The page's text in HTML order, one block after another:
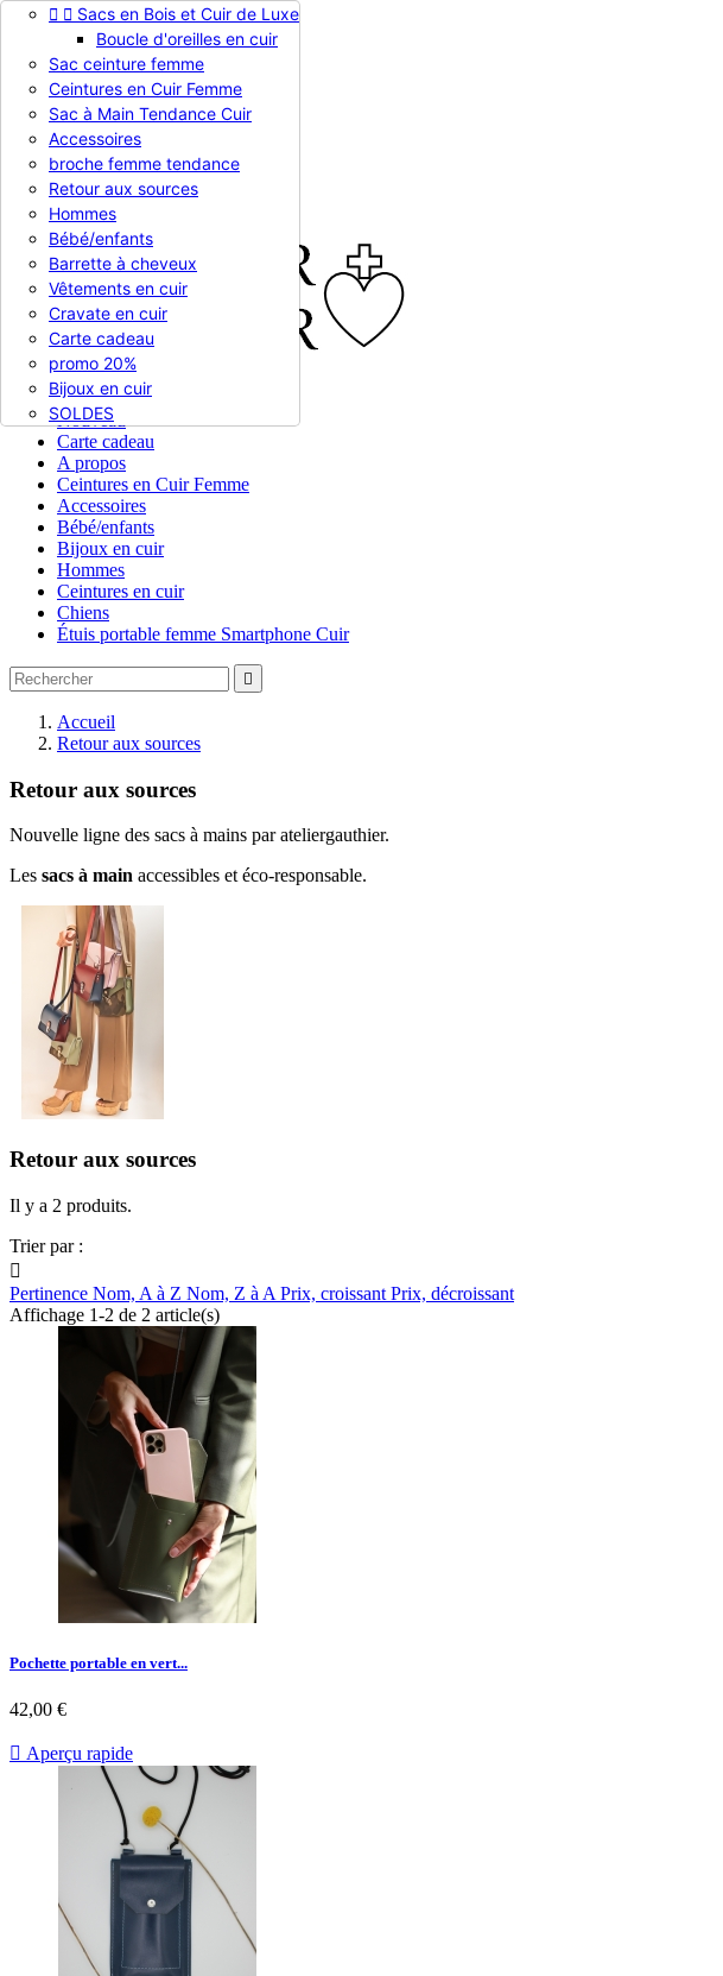
Appelez-nous :0786510612
EUR € 
EUR €
RUB RUB
Connexion
shopping_cart Panier (0)
  En stock
  Sacs en Bois et Cuir de Luxe
Boucle d'oreilles en cuir
Sac ceinture femme
Ceintures en Cuir Femme
Sac à Main Tendance Cuir
Accessoires
broche femme tendance
Retour aux sources
Hommes
Bébé/enfants
Barrette à cheveux
Vêtements en cuir
Cravate en cuir
Carte cadeau
promo 20%
Bijoux en cuir
SOLDES
Nouveau
Carte cadeau
A propos
Ceintures en Cuir Femme
Accessoires
Bébé/enfants
Bijoux en cuir
Hommes
Ceintures en cuir
Chiens
Étuis portable femme Smartphone Cuir

Accueil
Retour aux sources
Retour aux sources
Nouvelle ligne des sacs à mains par ateliergauthier.
Les sacs à main accessibles et éco-responsable.
Retour aux sources
Il y a 2 produits.
Trier par :

Pertinence Nom, A à Z Nom, Z à A Prix, croissant Prix, décroissant
Affichage 1-2 de 2 article(s)
Pochette portable en vert...
42,00 €
 Aperçu rapide